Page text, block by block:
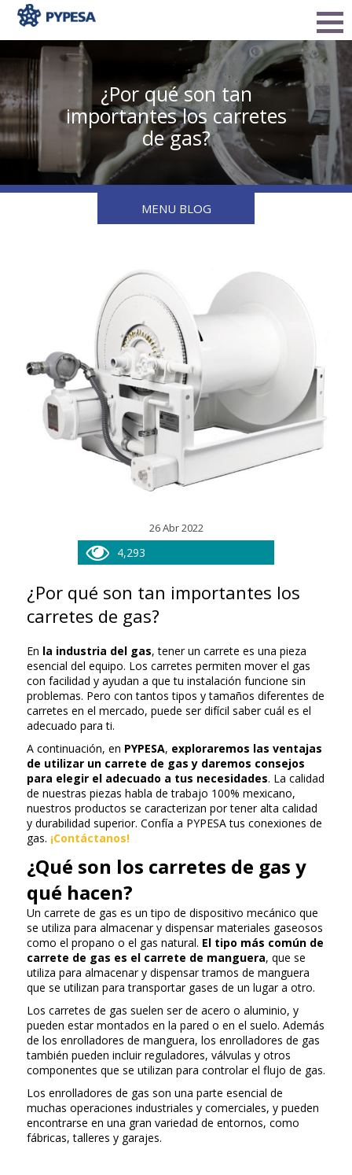
¿Por qué son tan
importantes los carretes
de gas?
MENU BLOG
26 Abr 2022
4,293
¿Por qué son tan importantes los
carretes de gas?
En la industria del gas, tener un carrete es una pieza
esencial del equipo. Los carretes permiten mover el gas
con facilidad y ayudan a que tu instalación funcione sin
problemas. Pero con tantos tipos y tamaños diferentes de
carretes en el mercado, puede ser difícil saber cuál es el
adecuado para ti.
A continuación, en PYPESA, exploraremos las ventajas
de utilizar un carrete de gas y daremos consejos
para elegir el adecuado a tus necesidades. La calidad
de nuestras piezas habla de trabajo 100% mexicano,
nuestros productos se caracterizan por tener alta calidad
y durabilidad superior. Confía a PYPESA tus conexiones de
gas. ¡Contáctanos!
¿Qué son los carretes de gas y
qué hacen?
Un carrete de gas es un tipo de dispositivo mecánico que
se utiliza para almacenar y dispensar materiales gaseosos
como el propano o el gas natural. El tipo más común de
carrete de gas es el carrete de manguera, que se
utiliza para almacenar y dispensar tramos de manguera
que se utilizan para transportar gases de un lugar a otro.
Los carretes de gas suelen ser de acero o aluminio, y
pueden estar montados en la pared o en el suelo. Además
de los enrolladores de manguera, los enrolladores de gas
también pueden incluir reguladores, válvulas y otros
componentes que se utilizan para controlar el flujo de gas.
Los enrolladores de gas son una parte esencial de
muchas operaciones industriales y comerciales, y pueden
encontrarse en una gran variedad de entornos, como
fábricas, talleres y garajes.